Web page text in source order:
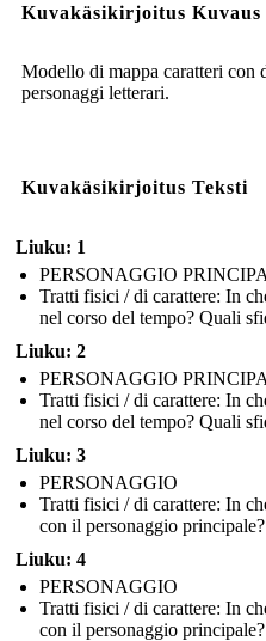
Kuvakäsikirjoitus Kuvaus
Modello di mappa caratteri con
personaggi letterari.
Kuvakäsikirjoitus Teksti
Liuku: 1
PERSONAGGIO
Tratti fisici / di carattere: In
nel corso del tempo? Quali
Liuku: 2
PERSONAGGIO
Tratti fisici / di carattere: In
nel corso del tempo? Quali
Liuku: 3
PERSONAGGIO
Tratti fisici / di carattere: In
con il personaggio
Liuku: 4
PERSONAGGIO
Tratti fisici / di carattere: In
con il personaggio